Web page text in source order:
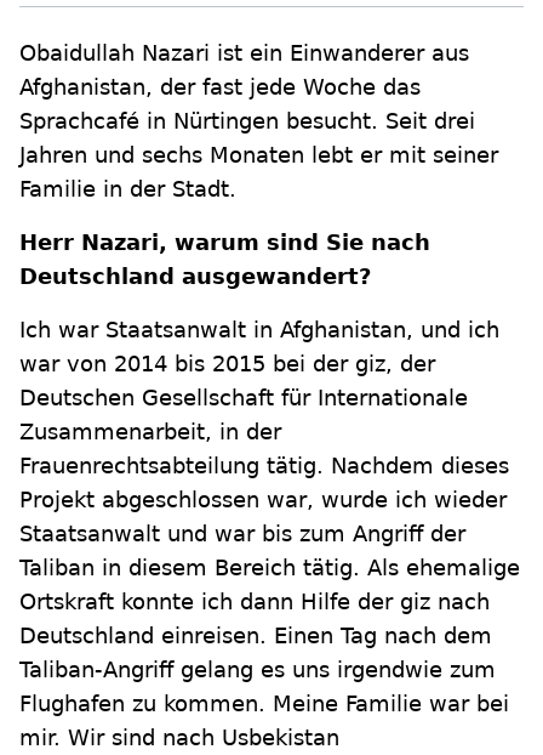
Obaidullah Nazari ist ein Einwanderer aus
Afghanistan, der fast jede Woche das
Sprachcafé in Nürtingen besucht. Seit drei
Jahren und sechs Monaten lebt er mit seiner
Familie in der Stadt.
Herr Nazari, warum sind Sie nach
Deutschland ausgewandert?
Ich war Staatsanwalt in Afghanistan, und ich
war von 2014 bis 2015 bei der giz, der
Deutschen Gesellschaft für Internationale
Zusammenarbeit, in der
Frauenrechtsabteilung tätig. Nachdem dieses
Projekt abgeschlossen war, wurde ich wieder
Staatsanwalt und war bis zum Angriff der
Taliban in diesem Bereich tätig. Als ehemalige
Ortskraft konnte ich dann Hilfe der giz nach
Deutschland einreisen. Einen Tag nach dem
Taliban-Angriff gelang es uns irgendwie zum
Flughafen zu kommen. Meine Familie war bei
mir. Wir sind nach Usbekistan